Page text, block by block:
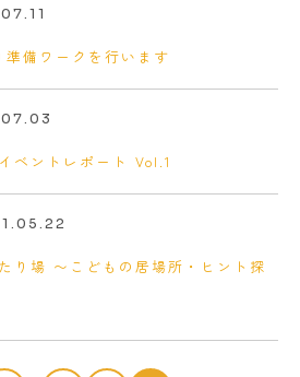
備ワークを行います
ベントレポート Vol.1
り場 〜こどもの居場所・ヒント探